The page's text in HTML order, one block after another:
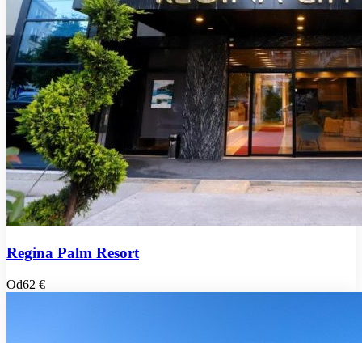
Regina Palm Resort
Od62 €